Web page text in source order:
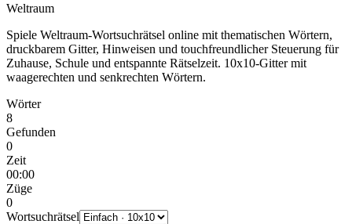
Weltraum
Spiele Weltraum-Wortsuchrätsel online mit thematischen Wörtern,
druckbarem Gitter, Hinweisen und touchfreundlicher Steuerung für
Zuhause, Schule und entspannte Rätselzeit. 10x10-Gitter mit
waagerechten und senkrechten Wörtern.
Wörter
8
Gefunden
0
Zeit
00:00
Züge
0
Wortsuchrätsel